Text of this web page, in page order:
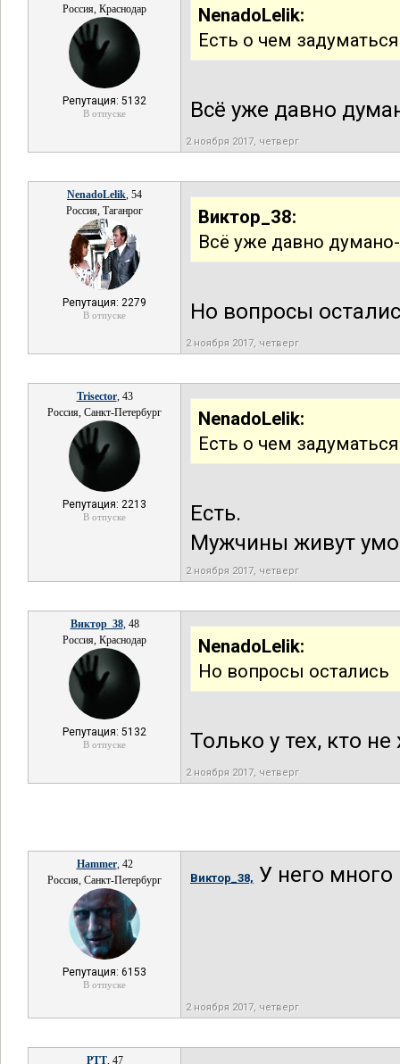
Россия, Краснодар
Репутация: 5132
В отпуске
NenadoLelik:
Есть о чем
Всё уже давно
2 ноября 2017, четверг
NenadoLelik, 54
Россия, Таганрог
Репутация: 2279
В отпуске
Виктор_38:
Всё уже давно
Но вопросы
2 ноября 2017, четверг
Trisector, 43
Россия, Санкт-Петербург
Репутация: 2213
В отпуске
NenadoLelik:
Есть о чем
Есть.
Мужчины живут
2 ноября 2017, четверг
Виктор_38, 48
Россия, Краснодар
Репутация: 5132
В отпуске
NenadoLelik:
Но вопросы остались
Только у тех, кто
2 ноября 2017, четверг
Hammer, 42
Россия, Санкт-Петербург
Репутация: 6153
В отпуске
Виктор_38, У него
2 ноября 2017, четверг
РТТ, 47